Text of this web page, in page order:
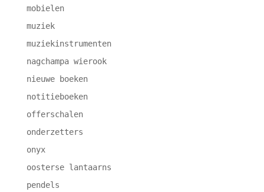
mobielen
muziek
muziekinstrumenten
nagchampa wierook
nieuwe boeken
notitieboeken
offerschalen
onderzetters
onyx
oosterse lantaarns
pendels